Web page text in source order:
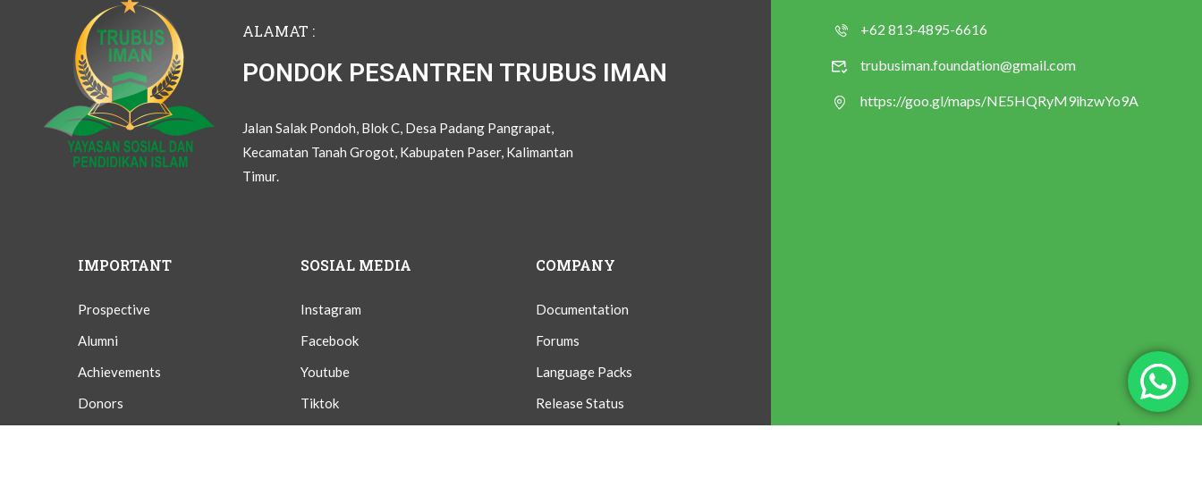
ALAMAT :
PONDOK PESANTREN TRUBUS IMAN
Jalan Salak Pondoh, Blok C, Desa Padang Pangrapat,
Kecamatan Tanah Grogot, Kabupaten Paser, Kalimantan
Timur.
+62 813-4895-6616
trubusiman.foundation@gmail.com
https://goo.gl/maps/NE5HQRyM9ihzwYo9A
IMPORTANT
Prospective
Alumni
Achievements
Donors
SOSIAL MEDIA
Instagram
Facebook
Youtube
Tiktok
COMPANY
Documentation
Forums
Language Packs
Release Status